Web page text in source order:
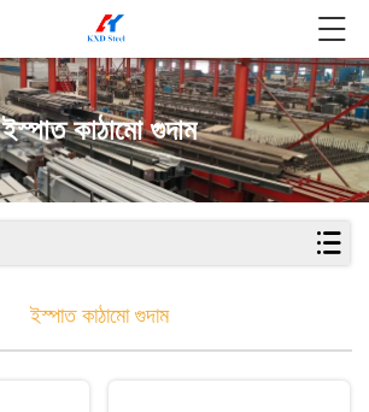
ইস্পাত কাঠামো গুদাম
ইস্পাত কাঠামো গুদাম